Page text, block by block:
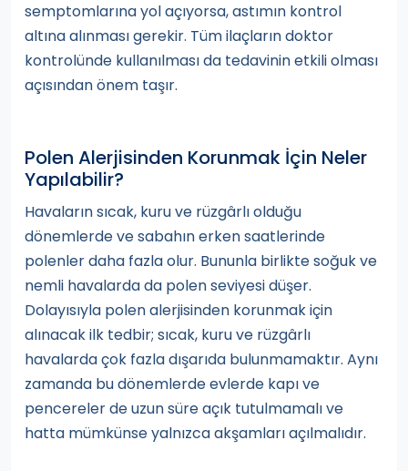
semptomlarına yol açıyorsa, astımın kontrol
altına alınması gerekir. Tüm ilaçların doktor
kontrolünde kullanılması da tedavinin etkili olması
açısından önem taşır.
Polen Alerjisinden Korunmak İçin Neler
Yapılabilir?
Havaların sıcak, kuru ve rüzgârlı olduğu
dönemlerde ve sabahın erken saatlerinde
polenler daha fazla olur. Bununla birlikte soğuk ve
nemli havalarda da polen seviyesi düşer.
Dolayısıyla polen alerjisinden korunmak için
alınacak ilk tedbir; sıcak, kuru ve rüzgârlı
havalarda çok fazla dışarıda bulunmamaktır. Aynı
zamanda bu dönemlerde evlerde kapı ve
pencereler de uzun süre açık tutulmamalı ve
hatta mümkünse yalnızca akşamları açılmalıdır.